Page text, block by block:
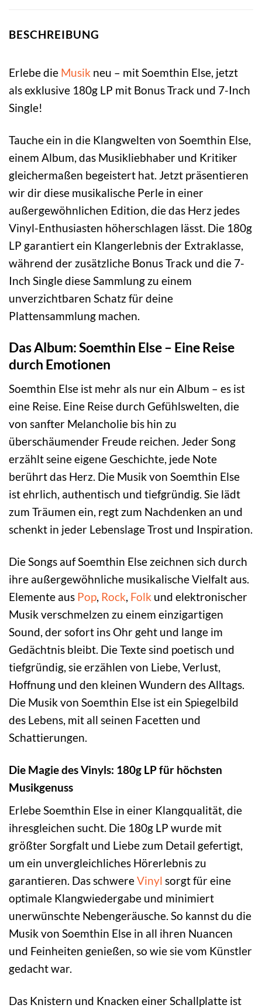
BESCHREIBUNG
Erlebe die Musik neu – mit Soemthin Else, jetzt
als exklusive 180g LP mit Bonus Track und 7-Inch
Single!
Tauche ein in die Klangwelten von Soemthin Else,
einem Album, das Musikliebhaber und Kritiker
gleichermaßen begeistert hat. Jetzt präsentieren
wir dir diese musikalische Perle in einer
außergewöhnlichen Edition, die das Herz jedes
Vinyl-Enthusiasten höherschlagen lässt. Die 180g
LP garantiert ein Klangerlebnis der Extraklasse,
während der zusätzliche Bonus Track und die 7-
Inch Single diese Sammlung zu einem
unverzichtbaren Schatz für deine
Plattensammlung machen.
Das Album: Soemthin Else – Eine Reise
durch Emotionen
Soemthin Else ist mehr als nur ein Album – es ist
eine Reise. Eine Reise durch Gefühlswelten, die
von sanfter Melancholie bis hin zu
überschäumender Freude reichen. Jeder Song
erzählt seine eigene Geschichte, jede Note
berührt das Herz. Die Musik von Soemthin Else
ist ehrlich, authentisch und tiefgründig. Sie lädt
zum Träumen ein, regt zum Nachdenken an und
schenkt in jeder Lebenslage Trost und Inspiration.
Die Songs auf Soemthin Else zeichnen sich durch
ihre außergewöhnliche musikalische Vielfalt aus.
Elemente aus Pop, Rock, Folk und elektronischer
Musik verschmelzen zu einem einzigartigen
Sound, der sofort ins Ohr geht und lange im
Gedächtnis bleibt. Die Texte sind poetisch und
tiefgründig, sie erzählen von Liebe, Verlust,
Hoffnung und den kleinen Wundern des Alltags.
Die Musik von Soemthin Else ist ein Spiegelbild
des Lebens, mit all seinen Facetten und
Schattierungen.
Die Magie des Vinyls: 180g LP für höchsten
Musikgenuss
Erlebe Soemthin Else in einer Klangqualität, die
ihresgleichen sucht. Die 180g LP wurde mit
größter Sorgfalt und Liebe zum Detail gefertigt,
um ein unvergleichliches Hörerlebnis zu
garantieren. Das schwereVinyl sorgt für eine
optimale Klangwiedergabe und minimiert
unerwünschte Nebengeräusche. So kannst du die
Musik von Soemthin Else in all ihren Nuancen
und Feinheiten genießen, so wie sie vom Künstler
gedacht war.
Das Knistern und Knacken einer Schallplatte ist